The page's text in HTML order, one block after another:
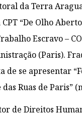
da Terra
“De Olho
Escravo –
(Paris).
de se apresentar
Ruas de Paris”
de Direitos